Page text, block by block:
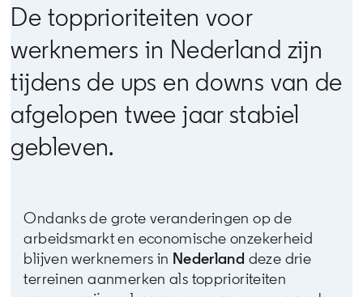
De topprioriteiten voor
werknemers in Nederland zijn
tijdens de ups en downs van de
afgelopen twee jaar stabiel
gebleven.
Ondanks de grote veranderingen op de
arbeidsmarkt en economische onzekerheid
blijven werknemers in Nederland deze drie
terreinen aanmerken als topprioriteiten